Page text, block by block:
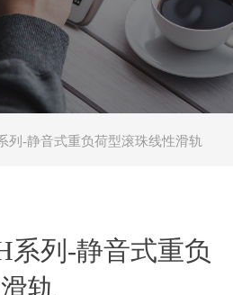
列-静音式重负荷型滚珠线性滑轨
系列-静音式重负
轨